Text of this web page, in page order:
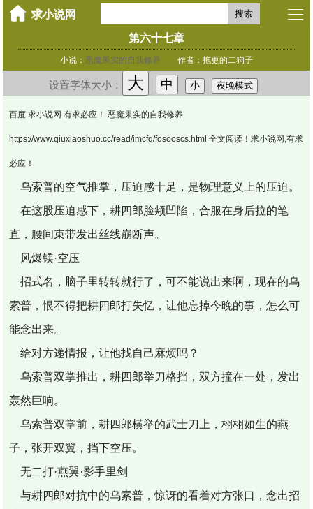
搜索
第六十七章
小说： 恶魔果实的自我修养 作者：拖更的二狗子
设置字体大小： 大 中 小 夜晚模式
百度 求小说网 有求必应！ 恶魔果实的自我修养
https://www.qiuxiaoshuo.cc/read/imcfq/fosooscs.html 全文阅读！求小说网,有求
必应！
乌索普的空气推掌，压迫感十足，是物理意义上的压迫。
在这股压迫感下，耕四郎脸颊凹陷，合服在身后拉的笔
直，腰间束带发出丝线崩断声。
风爆镁·空压
招式名，脑子里转转就行了，可不能说出来啊，现在的乌
索普，恨不得把耕四郎打失忆，让他忘掉今晚的事，怎么可
能念出来。
给对方递情报，让他找自己麻烦吗？
乌索普双掌推出，耕四郎举刀格挡，双方撞在一处，发出
轰然巨响。
乌索普双掌前，耕四郎横举的武士刀上，栩栩如生的燕
子，张开双翼，挡下空压。
无二打·燕翼·影手里剑
与耕四郎对抗中的乌索普，惊讶的看着对方张口，念出招